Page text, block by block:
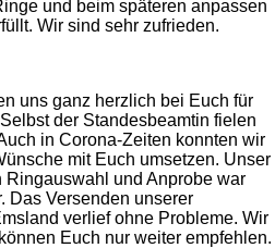
und beim späteren anpassen
Wir sind sehr zufrieden.
uns ganz herzlich bei Euch für
der Standesbeamtin fielen
in Corona-Zeiten konnten wir
mit Euch umsetzen. Unser
Ringauswahl und Anprobe war
Das Versenden unserer
verlief ohne Probleme. Wir
Euch nur weiter empfehlen.